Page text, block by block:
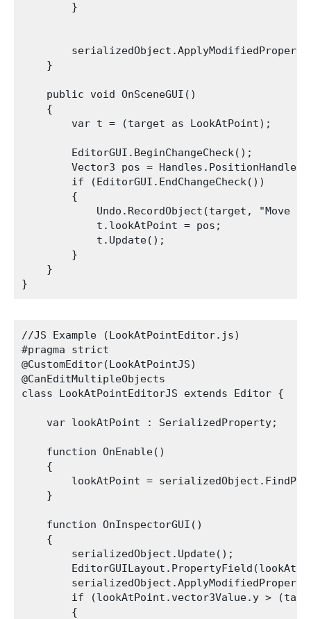
        }
    }
    public void OnSceneGUI()
    {
        var t = (target as LookAtPoint);
        EditorGUI.BeginChangeCheck();
Vector3 pos =
        if (EditorGUI.EndChangeCheck())
        {
Undo.RecordObject(target, "Move
            t.lookAtPoint = pos;
            t.Update();
        }
    }
//JS Example (LookAtPointEditor.js)
#pragma strict
@CustomEditor(LookAtPointJS)
@CanEditMultipleObjects
class LookAtPointEditorJS extends Editor {
    var lookAtPoint : SerializedProperty;
    function OnEnable()
    {
lookAtPoint =
    }
    function OnInspectorGUI()
    {
        serializedObject.Update();
if (lookAtPoint.vector3Value.y >
        {